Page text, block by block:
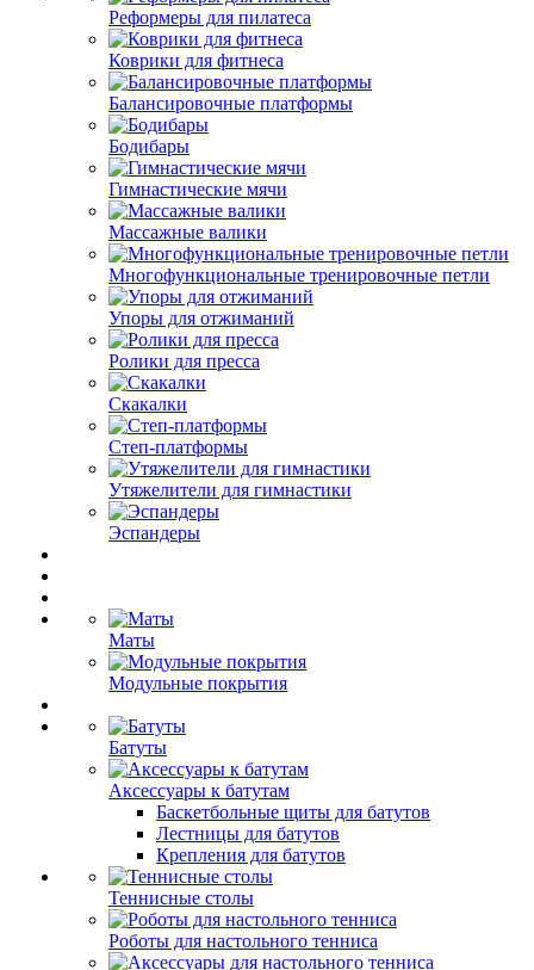
Реформеры для пилатеса
Коврики для фитнеса
Балансировочные платформы
Бодибары
Гимнастические мячи
Массажные валики
Многофункциональные тренировочные петли
Упоры для отжиманий
Ролики для пресса
Скакалки
Степ-платформы
Утяжелители для гимнастики
Эспандеры
Маты
Модульные покрытия
Батуты
Аксессуары к батутам
Баскетбольные щиты для батутов
Лестницы для батутов
Крепления для батутов
Теннисные столы
Роботы для настольного тенниса